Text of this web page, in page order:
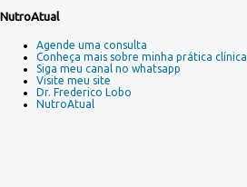
NutroAtual
Agende uma consulta
Conheça mais sobre minha prática clínica
Siga meu canal no whatsapp
Visite meu site
Dr. Frederico Lobo
NutroAtual